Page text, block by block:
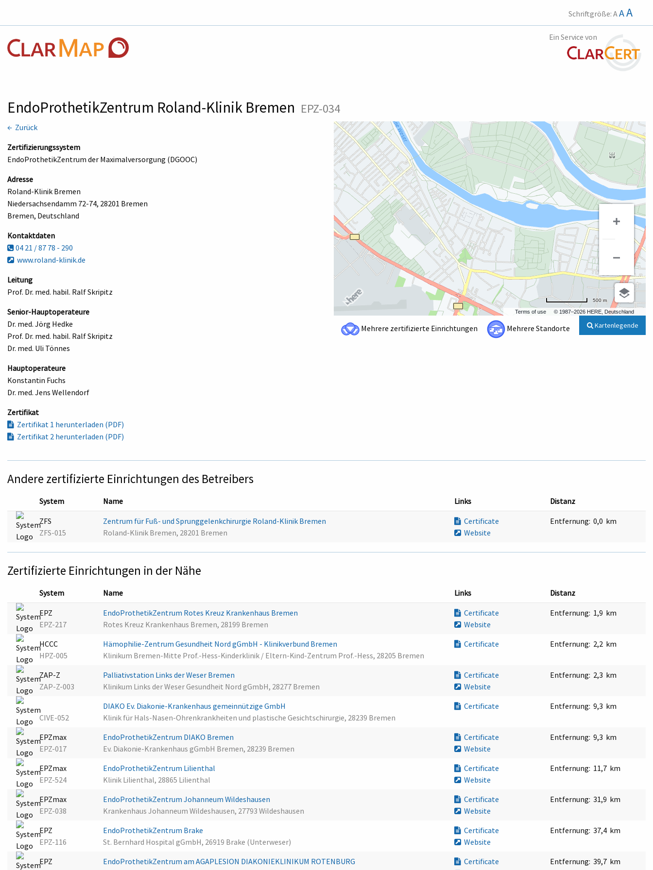
Schriftgröße: AAA
Ein Service von
EndoProthetikZentrum Roland-Klinik Bremen EPZ-034
← Zurück
Zertifizierungssystem
EndoProthetikZentrum der Maximalversorgung (DGOOC)
Adresse
Roland-Klinik Bremen
Niedersachsendamm 72-74, 28201 Bremen
Bremen, Deutschland
Kontaktdaten
04 21 / 87 78 - 290
www.roland-klinik.de
Leitung
Prof. Dr. med. habil. Ralf Skripitz
Senior-Hauptoperateure
Dr. med. Jörg Hedke
Prof. Dr. med. habil. Ralf Skripitz
Dr. med. Uli Tönnes
Hauptoperateure
Konstantin Fuchs
Dr. med. Jens Wellendorf
Zertifikat
Zertifikat 1 herunterladen (PDF)
Zertifikat 2 herunterladen (PDF)
Terms of use © 1987–2026 HERE, Deutschland
500 m
Mehrere zertifizierte Einrichtungen Mehrere Standorte Kartenlegende
Andere zertifizierte Einrichtungen des Betreibers
System Name Links Distanz
ZFS
ZFS-015
Zentrum für Fuß- und Sprunggelenkchirurgie Roland-Klinik Bremen
Roland-Klinik Bremen, 28201 Bremen
Certificate
Website
Entfernung: 0,0 km
Zertifizierte Einrichtungen in der Nähe
System Name Links Distanz
EPZ
EPZ-217
EndoProthetikZentrum Rotes Kreuz Krankenhaus Bremen
Rotes Kreuz Krankenhaus Bremen, 28199 Bremen
Certificate
Website
Entfernung: 1,9 km
HCCC
HPZ-005
Hämophilie-Zentrum Gesundheit Nord gGmbH - Klinikverbund Bremen
Klinikum Bremen-Mitte Prof.-Hess-Kinderklinik / Eltern-Kind-Zentrum Prof.-Hess, 28205 Bremen
Certificate Entfernung: 2,2 km
ZAP-Z
ZAP-Z-003
Palliativstation Links der Weser Bremen
Klinikum Links der Weser Gesundheit Nord gGmbH, 28277 Bremen
Certificate
Website
Entfernung: 2,3 km
CIVE-052
DIAKO Ev. Diakonie-Krankenhaus gemeinnützige GmbH
Klinik für Hals-Nasen-Ohrenkrankheiten und plastische Gesichtschirurgie, 28239 Bremen
Certificate Entfernung: 9,3 km
EPZmax
EPZ-017
EndoProthetikZentrum DIAKO Bremen
Ev. Diakonie-Krankenhaus gGmbH Bremen, 28239 Bremen
Certificate
Website
Entfernung: 9,3 km
EPZmax
EPZ-524
EndoProthetikZentrum Lilienthal
Klinik Lilienthal, 28865 Lilienthal
Certificate
Website
Entfernung: 11,7 km
EPZmax
EPZ-038
EndoProthetikZentrum Johanneum Wildeshausen
Krankenhaus Johanneum Wildeshausen, 27793 Wildeshausen
Certificate
Website
Entfernung: 31,9 km
EPZ
EPZ-116
EndoProthetikZentrum Brake
St. Bernhard Hospital gGmbH, 26919 Brake (Unterweser)
Certificate
Website
Entfernung: 37,4 km
EPZ
EndoProthetikZentrum am AGAPLESION DIAKONIEKLINIKUM ROTENBURG
Certificate
Entfernung: 39,7 km